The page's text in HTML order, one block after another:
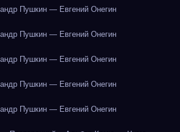
Пушкин — Евгений Онегин
Пушкин — Евгений Онегин
Пушкин — Евгений Онегин
Пушкин — Евгений Онегин
Пушкин — Евгений Онегин